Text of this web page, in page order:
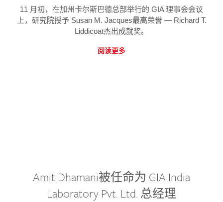
11 月初，在加州卡尔斯巴德总部举行的 GIA 理事会会议
上，研究院授予 Susan M. Jacques最高荣誉 — Richard T.
Liddicoat杰出成就奖。
阅读更多
Amit Dhamani被任命为 GIA India
Laboratory Pvt. Ltd. 总经理